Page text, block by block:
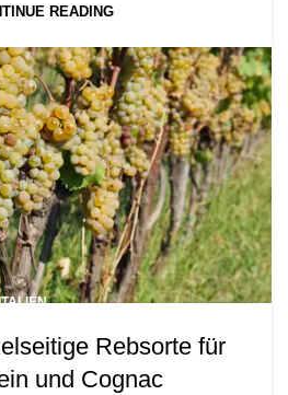
READING
Rebsorte für
und Cognac